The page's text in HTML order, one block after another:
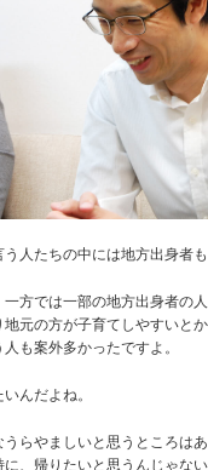
う人たちの中には地方出身者
一方では一部の地方出身者の
元の方が子育てしやすいと
も案外多かったですよ。
んだよね。
うらやましいと思うところは
、帰りたいと思うんじゃない